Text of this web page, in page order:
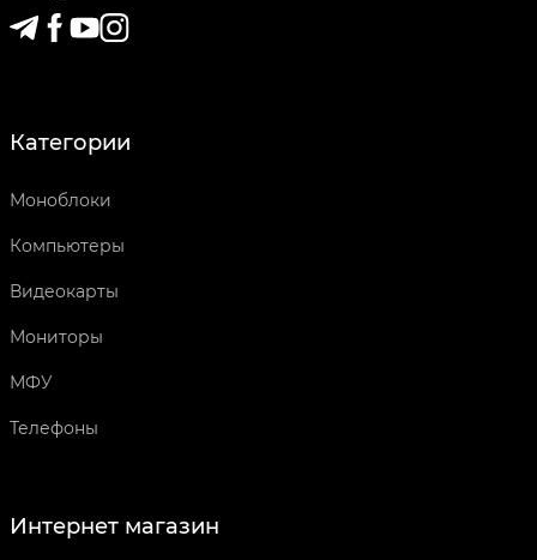
Категории
Моноблоки
Компьютеры
Видеокарты
Мониторы
МФУ
Телефоны
Интернет магазин